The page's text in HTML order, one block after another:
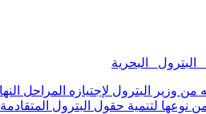
البحرية
نوعها لتنمية حقول البترول المتقادمة